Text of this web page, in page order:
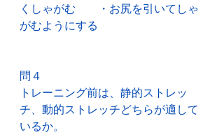
くしゃがむ　　・お尻を引いてしゃ
がむようにする
問４
トレーニング前は、静的ストレッ
チ、動的ストレッチどちらが適して
いるか。